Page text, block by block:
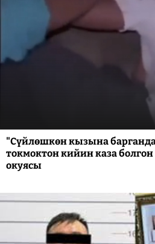
"Сүйлөшкөн кызына барганда
токмоктон кийин каза
окуясы